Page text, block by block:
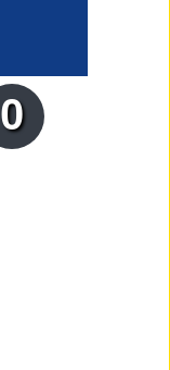
0